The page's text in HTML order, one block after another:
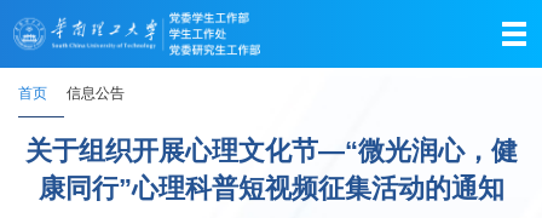
首页 信息公告
关于组织开展心理文化节—“微光润心，健
康同行”心理科普短视频征集活动的通知